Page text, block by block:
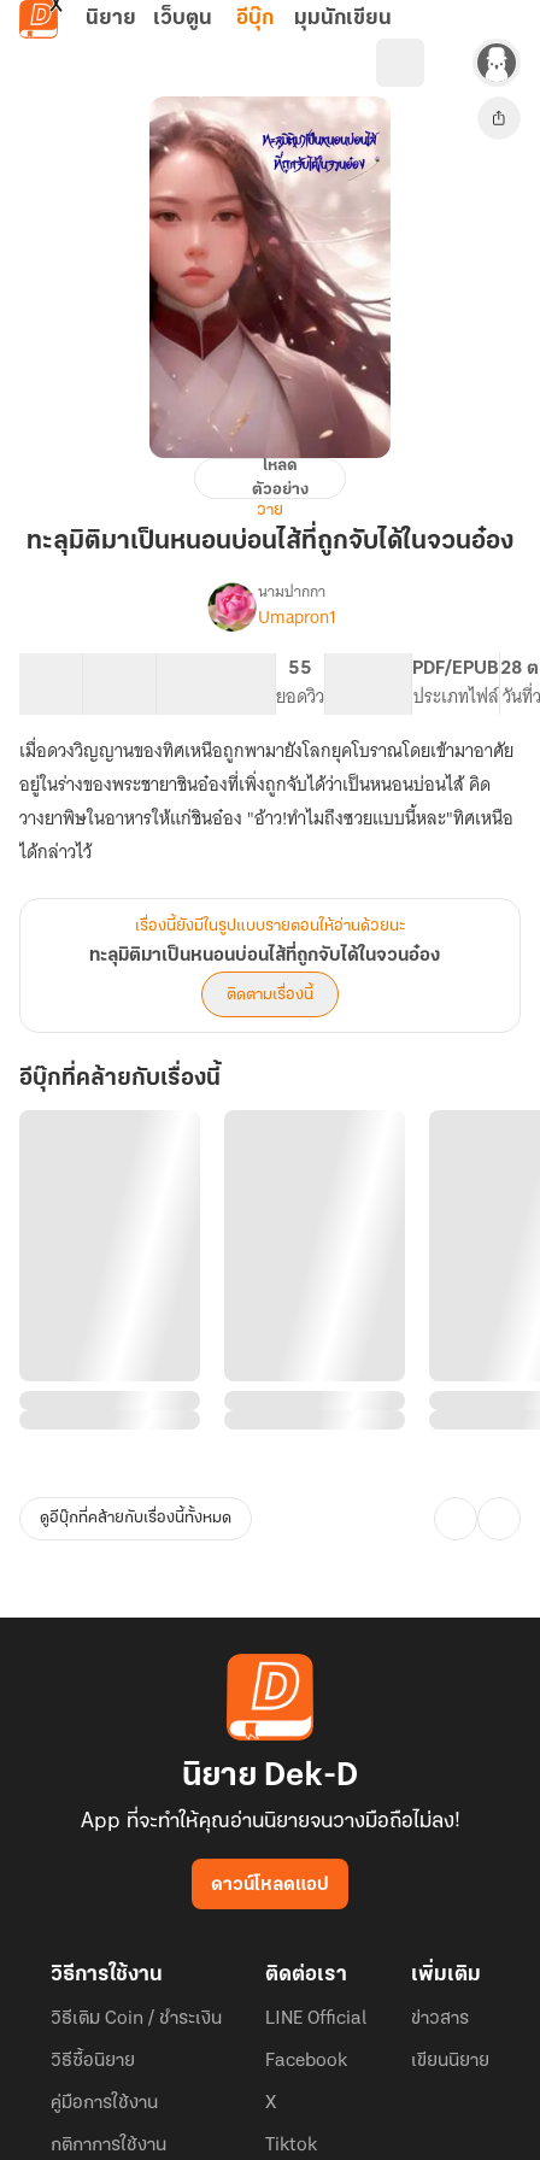
ข้ามไปยังเนื้อหาหลัก
นิยาย เว็บตูน อีบุ๊ก มุมนักเขียน
มา
ได้
ใน
จวน
โหลด
ตัวอย่าง
วาย
ทะลุมิติมาเป็นหนอนบ่อนไส้ที่ถูกจับได้ในจวนอ๋อง
เรื่อง
มิติ
มา
เป็น
หนอน
บ่อน
ไส้
ที่
ถูก
ใน
จวน
อ๋อง
นามปากกา
Umapron1
55
ยอดวิว
PDF/EPUB
ประเภทไฟล์
28
วันที่
เมื่อดวงวิญญานของทิศเหนือถูกพามายังโลกยุคโบราณโดยเข้ามาอาศัย
อยู่ในร่างของพระชายาชินอ๋องที่เพิ่งถูกจับได้ว่าเป็นหนอนบ่อนไส้ คิด
วางยาพิษในอาหารให้แก่ชินอ๋อง "อ้าว!ทำไมถึงซวยแบบนี้หละ"ทิศเหนือ
ได้กล่าวไว้
เรื่องนี้ยังมีในรูปแบบรายตอนให้อ่านด้วยนะ
ทะลุมิติมาเป็นหนอนบ่อนไส้ที่ถูกจับได้ในจวนอ๋อง
ติดตามเรื่องนี้
อีบุ๊กที่คล้ายกับเรื่องนี้
ดูอีบุ๊กที่คล้ายกับเรื่องนี้ทั้งหมด
นิยาย Dek-D
App ที่จะทำให้คุณอ่านนิยายจนวางมือถือไม่ลง!
ดาวน์โหลดแอป
วิธีการใช้งาน
วิธีเติม Coin / ชำระเงิน
วิธีซื้อนิยาย
คู่มือการใช้งาน
กติกาการใช้งาน
ติดต่อเรา
LINE Official
Facebook
X
Tiktok
เพิ่มเติม
ข่าวสาร
เขียนนิยาย